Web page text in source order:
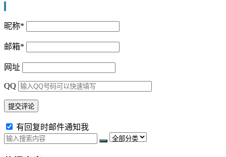
昵称*
邮箱*
网址
QQ
有回复时邮件通知我